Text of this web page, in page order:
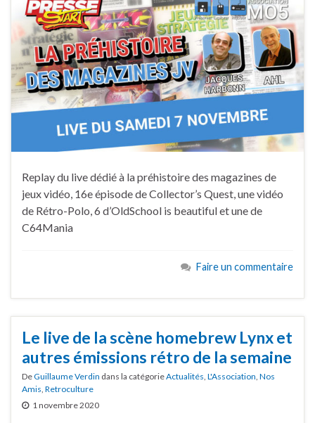
Replay du live dédié à la préhistoire des magazines de
jeux vidéo, 16e épisode de Collector’s Quest, une vidéo
de Rétro-Polo, 6 d’OldSchool is beautiful et une de
C64Mania
Faire un commentaire
Le live de la scène homebrew Lynx et
autres émissions rétro de la semaine
DeGuillaume Verdin dans la catégorieActualités, L'Association, Nos
Amis, Retroculture
1 novembre 2020